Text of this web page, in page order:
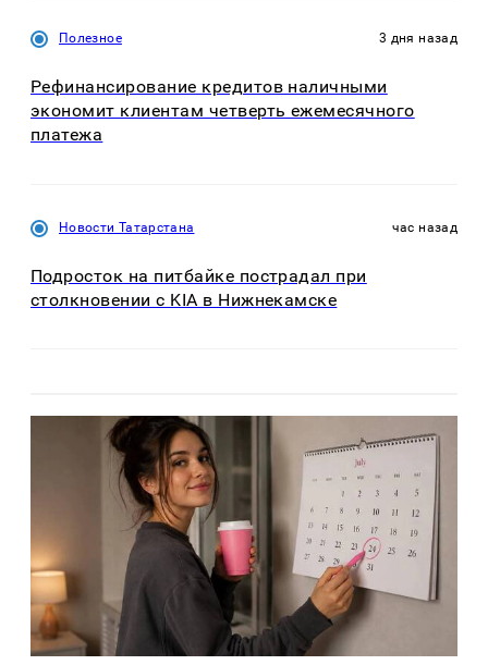
Полезное 3 дня назад
Рефинансирование кредитов наличными
экономит клиентам четверть ежемесячного
платежа
Новости Татарстана час назад
Подросток на питбайке пострадал при
столкновении с KIA в Нижнекамске